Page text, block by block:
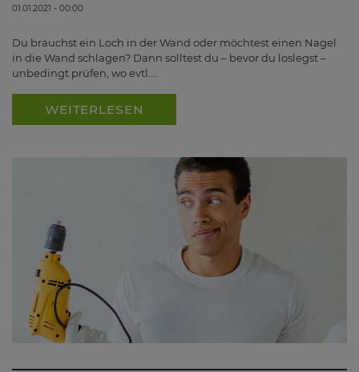
01.01.2021 - 00:00
Du brauchst ein Loch in der Wand oder möchtest einen Nagel
in die Wand schlagen? Dann solltest du – bevor du loslegst –
unbedingt prüfen, wo evtl.…
WEITERLESEN